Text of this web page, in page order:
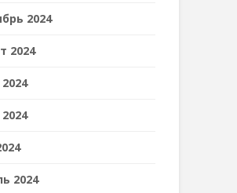
2024
2024
2024